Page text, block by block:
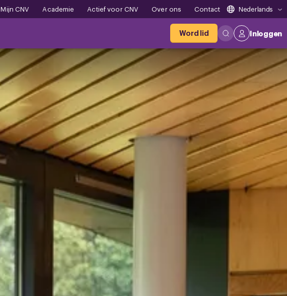
Mijn CNV Academie Actief voor CNV Over ons Contact Nederlands
Word lid
Inloggen